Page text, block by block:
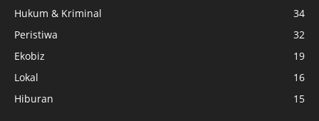
Hukum & Kriminal
34
Peristiwa
32
Ekobiz
19
Lokal
16
Hiburan
15